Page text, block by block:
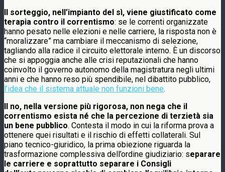
Il sorteggio, nell’impianto del sì, viene giustificato come
terapia contro il correntismo: se le correnti organizzate
hanno pesato nelle elezioni e nelle carriere, la risposta non è
“moralizzare” ma cambiare il meccanismo di selezione,
tagliando alla radice il circuito elettorale interno. È un discorso
che si appoggia anche alle crisi reputazionali che hanno
coinvolto il governo autonomo della magistratura negli ultimi
anni e che hanno reso più spendibile, nel dibattito pubblico,
l’idea che il sistema attuale non funzioni bene.
Il no, nella versione più rigorosa, non nega che il
correntismo esista né che la percezione di terzietà sia
un bene pubblico. Contesta il modo in cui la riforma prova a
ottenere quei risultati e il rischio di effetti collaterali. Sul
piano tecnico-giuridico, la prima obiezione riguarda la
trasformazione complessiva dell’ordine giudiziario: separare
le carriere e soprattutto separare i Consigli